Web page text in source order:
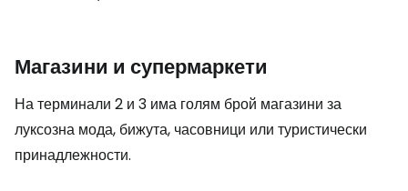
Магазини и супермаркети
На терминали 2 и 3 има голям брой магазини за
луксозна мода, бижута, часовници или туристически
принадлежности.